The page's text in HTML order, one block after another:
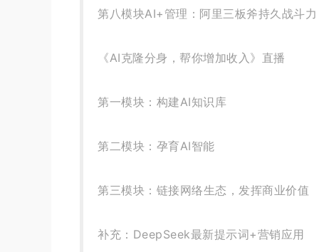
第八模块AI+管理：阿里三板斧持久战斗力
《AI克隆分身，帮你增加收入》直播
第一模块：构建AI知识库
第二模块：孕育AI智能
第三模块：链接网络生态，发挥商业价值
补充：DeepSeek最新提示词+营销应用